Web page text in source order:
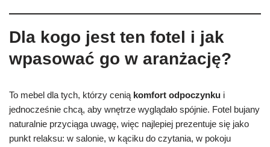
Dla kogo jest ten fotel i jak
wpasować go w aranżację?
To mebel dla tych, którzy cenią komfort odpoczynku i
jednocześnie chcą, aby wnętrze wyglądało spójnie. Fotel bujany
naturalnie przyciąga uwagę, więc najlepiej prezentuje się jako
punkt relaksu: w salonie, w kąciku do czytania, w pokoju